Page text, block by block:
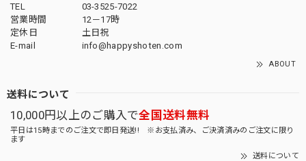
TEL
03-3525-7022
営業時間
12－17時
定休日
土日祝
E-mail
info@happyshoten.com
ABOUT
送料について
10,000円以上のご購入で全国送料無料
平日は15時までのご注文で即日発送!! ※お支払済み、ご決済済みのご注文に限り
ます
送料について